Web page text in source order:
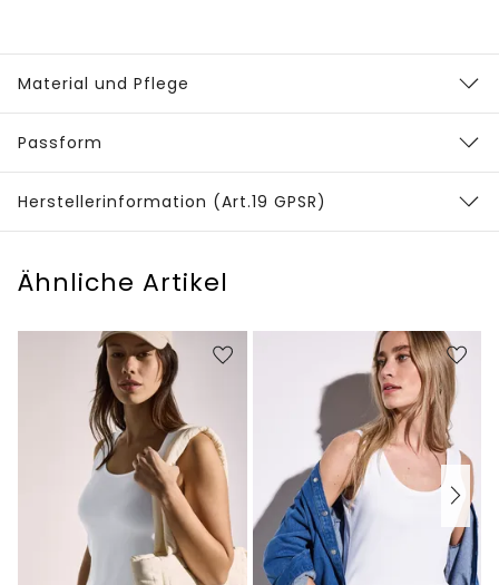
Material und Pflege
Passform
Herstellerinformation (Art.19 GPSR)
Ähnliche Artikel